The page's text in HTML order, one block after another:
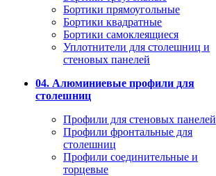
Бортики прямоугольные
Бортики квадратные
Бортики самоклеящиеся
Уплотнители для столешниц и
стеновых панелей
04. Алюминиевые профили для
столешниц
Профили для стеновых панелей
Профили фронтальные для
столешниц
Профили соединительные и
торцевые